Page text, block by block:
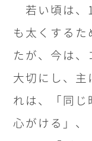
若い頃は、
も太くする
たが、今は、
大切にし、主
れは、「同じ
心がける」、